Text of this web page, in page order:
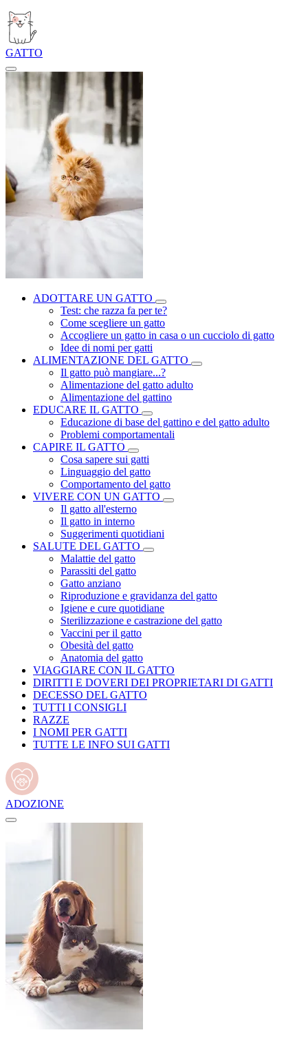
GATTO
ADOTTARE UN GATTO
Test: che razza fa per te?
Come scegliere un gatto
Accogliere un gatto in casa o un cucciolo di gatto
Idee di nomi per gatti
ALIMENTAZIONE DEL GATTO
Il gatto può mangiare...?
Alimentazione del gatto adulto
Alimentazione del gattino
EDUCARE IL GATTO
Educazione di base del gattino e del gatto adulto
Problemi comportamentali
CAPIRE IL GATTO
Cosa sapere sui gatti
Linguaggio del gatto
Comportamento del gatto
VIVERE CON UN GATTO
Il gatto all'esterno
Il gatto in interno
Suggerimenti quotidiani
SALUTE DEL GATTO
Malattie del gatto
Parassiti del gatto
Gatto anziano
Riproduzione e gravidanza del gatto
Igiene e cure quotidiane
Sterilizzazione e castrazione del gatto
Vaccini per il gatto
Obesità del gatto
Anatomia del gatto
VIAGGIARE CON IL GATTO
DIRITTI E DOVERI DEI PROPRIETARI DI GATTI
DECESSO DEL GATTO
TUTTI I CONSIGLI
RAZZE
I NOMI PER GATTI
TUTTE LE INFO SUI GATTI
ADOZIONE